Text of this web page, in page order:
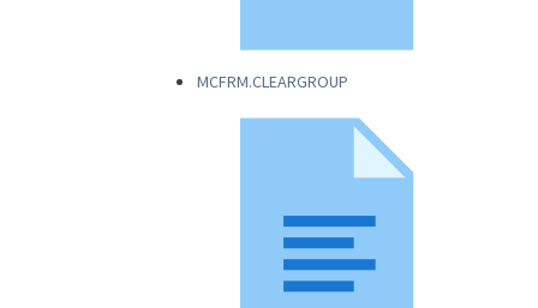
MCFRM.CLEARGROUP